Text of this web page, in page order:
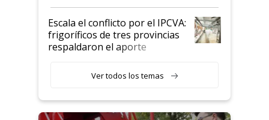
Argentina y los mitos que
todavía hacen sufrir a estos
animales: "Mientras me
descalificaban, yo seguí
haciendo currículum"
Escala el conflicto por el IPCVA:
frigoríficos de tres provincias
respaldaron el aporte
Ver todos los temas